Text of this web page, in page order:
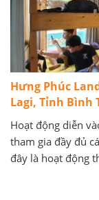
Hưng Phúc
Lagi, Tỉnh Bình
Hoạt động diễn
tham gia đầy đủ
đây là hoạt động